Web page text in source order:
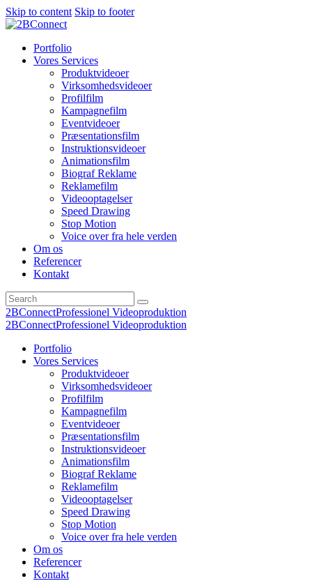
Skip to content Skip to footer
Portfolio
Vores Services
Produktvideoer
Virksomhedsvideoer
Profilfilm
Kampagnefilm
Eventvideoer
Præsentationsfilm
Instruktionsvideoer
Animationsfilm
Biograf Reklame
Reklamefilm
Videooptagelser
Speed Drawing
Stop Motion
Voice over fra hele verden
Om os
Referencer
Kontakt
2BConnectProfessionel Videoproduktion
2BConnectProfessionel Videoproduktion
Portfolio
Vores Services
Produktvideoer
Virksomhedsvideoer
Profilfilm
Kampagnefilm
Eventvideoer
Præsentationsfilm
Instruktionsvideoer
Animationsfilm
Biograf Reklame
Reklamefilm
Videooptagelser
Speed Drawing
Stop Motion
Voice over fra hele verden
Om os
Referencer
Kontakt